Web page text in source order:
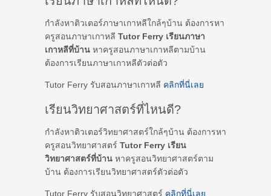
กำลังหาติวเตอร์ภาษาเกาหลีใกล้ๆบ้าน ต้องการหา
ครูสอนภาษาเกาหลี Tutor Ferry เรียนภาษา
เกาหลีที่บ้าน หาครูสอนภาษาเกาหลีตามบ้าน
ต้องการเรียนภาษาเกาหลีตัวต่อตัว
Tutor Ferry รับสอนภาษาเกาหลี คลิกที่นี่เลย
เรียนวิทยาศาสตร์ที่ไหนดี?
กำลังหาติวเตอร์วิทยาศาสตร์ใกล้ๆบ้าน ต้องการหา
ครูสอนวิทยาศาสตร์ Tutor Ferry เรียน
วิทยาศาสตร์ที่บ้าน หาครูสอนวิทยาศาสตร์ตาม
บ้าน ต้องการเรียนวิทยาศาสตร์ตัวต่อตัว
Tutor Ferry รับสอนวิทยาศาสตร์ คลิกที่นี่เลย